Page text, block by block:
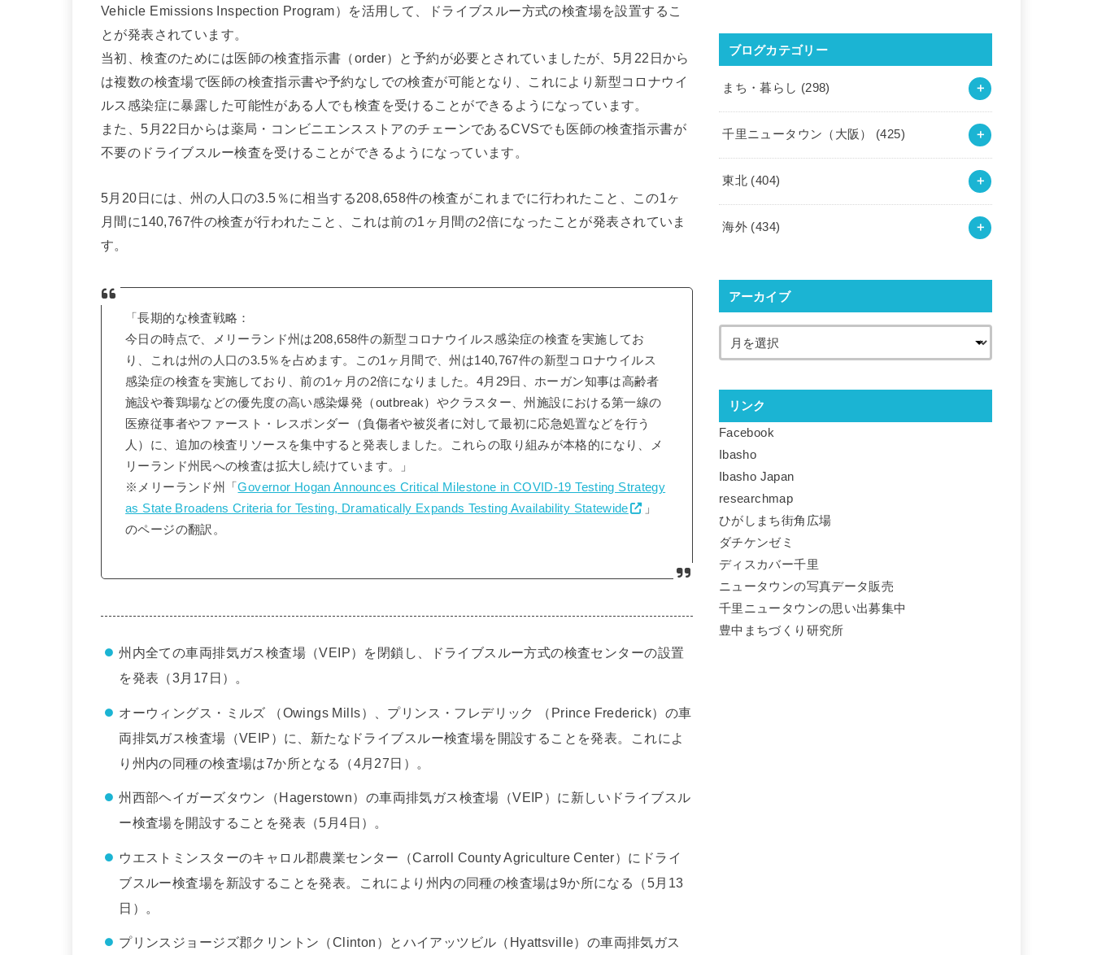
Vehicle Emissions Inspection Program）を活用して、ドライブスルー方式の検査場を設置するこ
とが発表されています。
当初、検査のためには医師の検査指示書（order）と予約が必要とされていましたが、5月22日から
は複数の検査場で医師の検査指示書や予約なしでの検査が可能となり、これにより新型コロナウイ
ルス感染症に暴露した可能性がある人でも検査を受けることができるようになっています。
また、5月22日からは薬局・コンビニエンスストアのチェーンであるCVSでも医師の検査指示書が
不要のドライブスルー検査を受けることができるようになっています。
5月20日には、州の人口の3.5％に相当する208,658件の検査がこれまでに行われたこと、この1ヶ
月間に140,767件の検査が行われたこと、これは前の1ヶ月間の2倍になったことが発表されていま
す。
「長期的な検査戦略：
今日の時点で、メリーランド州は208,658件の新型コロナウイルス感染症の検査を実施してお
り、これは州の人口の3.5％を占めます。この1ヶ月間で、州は140,767件の新型コロナウイルス
感染症の検査を実施しており、前の1ヶ月の2倍になりました。4月29日、ホーガン知事は高齢者
施設や養鶏場などの優先度の高い感染爆発（outbreak）やクラスター、州施設における第一線の
医療従事者やファースト・レスポンダー（負傷者や被災者に対して最初に応急処置などを行う
人）に、追加の検査リソースを集中すると発表しました。これらの取り組みが本格的になり、メ
リーランド州民への検査は拡大し続けています。」
※メリーランド州「Governor Hogan Announces Critical Milestone in COVID-19 Testing Strategy
as State Broadens Criteria for Testing, Dramatically Expands Testing Availability Statewide
」
のページの翻訳。
州内全ての車両排気ガス検査場（VEIP）を閉鎖し、ドライブスルー方式の検査センターの設置
を発表（3月17日）。
オーウィングス・ミルズ （Owings Mills）、プリンス・フレデリック （Prince Frederick）の車
両排気ガス検査場（VEIP）に、新たなドライブスルー検査場を開設することを発表。これによ
り州内の同種の検査場は7か所となる（4月27日）。
州西部ヘイガーズタウン（Hagerstown）の車両排気ガス検査場（VEIP）に新しいドライブスル
ー検査場を開設することを発表（5月4日）。
ウエストミンスターのキャロル郡農業センター（Carroll County Agriculture Center）にドライ
ブスルー検査場を新設することを発表。これにより州内の同種の検査場は9か所になる（5月13
日）。
プリンスジョージズ郡クリントン（Clinton）とハイアッツビル（Hyattsville）の車両排気ガス
ブログカテゴリー
まち・暮らし (298)
千里ニュータウン（大阪） (425)
東北 (404)
海外 (434)
アーカイブ
リンク
Facebook
Ibasho
Ibasho Japan
researchmap
ひがしまち街角広場
ダチケンゼミ
ディスカバー千里
ニュータウンの写真データ販売
千里ニュータウンの思い出募集中
豊中まちづくり研究所